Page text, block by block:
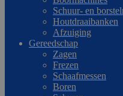
Schuur- en
Houtdraaibanken
Afzuiging
Gereedschap
Zagen
Frezen
Schaafmessen
Boren